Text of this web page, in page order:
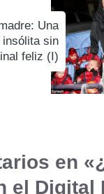
Una
insólita sin
feliz (I)
en
el Digital